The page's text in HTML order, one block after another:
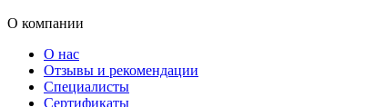
О компании
О нас
Отзывы и рекомендации
Специалисты
Сертификаты